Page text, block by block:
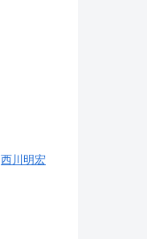
西川明宏